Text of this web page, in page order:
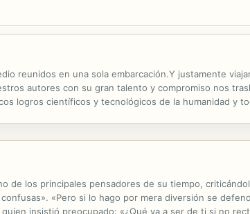
reunidos en una sola embarcación.Y justamente
autores con su gran talento y compromiso nos
logros científicos y tecnológicos de la humanidad y
de los principales pensadores de su tiempo,
«Pero si lo hago por mera diversión se
insistió preocupado: «¿Qué va a ser de ti si no